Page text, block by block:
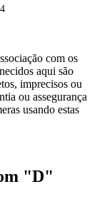
com os
aqui são
imprecisos ou
ou assegurança
usando estas
"D"